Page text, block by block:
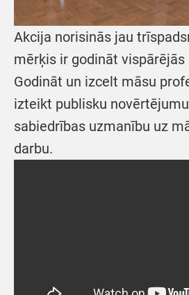
Akcija norisinās jau
mērķis ir godināt vispārējās
Godināt un izcelt māsu
izteikt publisku
sabiedrības uzmanību uz
darbu.